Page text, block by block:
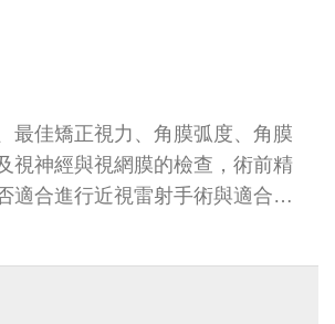
最佳矯正視力、角膜弧度、角膜
視神經與視網膜的檢查，術前精
適合進行近視雷射手術與適合以